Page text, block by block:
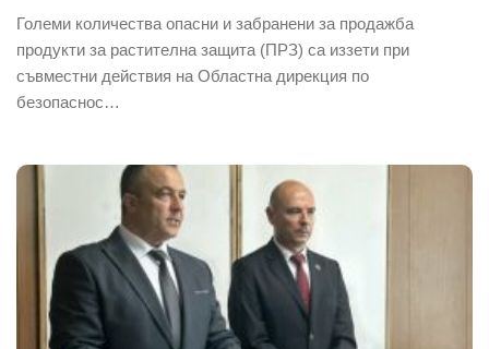
Големи количества опасни и забранени за продажба
продукти за растителна защита (ПРЗ) са иззети при
съвместни действия на Областна дирекция по
безопаснос…